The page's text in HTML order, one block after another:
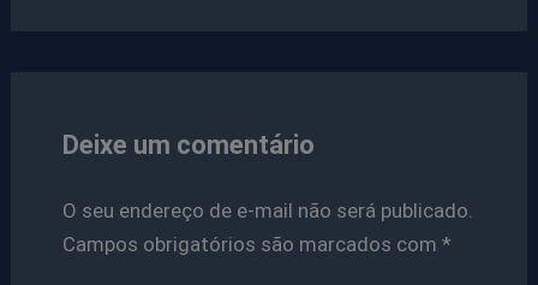
Deixe um comentário
O seu endereço de e-mail não será publicado.
Campos obrigatórios são marcados com *